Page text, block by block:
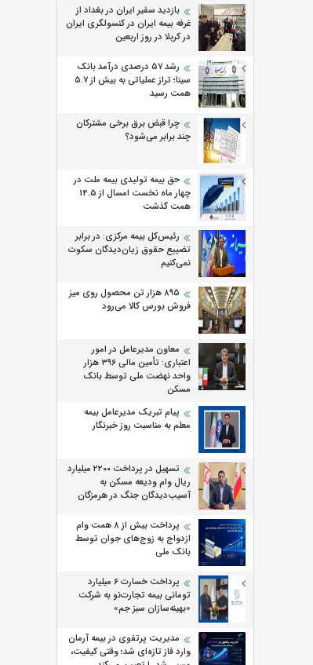
بازدید سفیر ایران در بغداد از
غرفه بیمه ایران در کنسولگری ایران
در کربلا در روز اربعین
رشد ۵۷ درصدی درآمد بانک
سینا؛ تراز عملیاتی به بیش از ۵.۷
همت رسید
چرا قبض برق برخی مشترکان
چند برابر می‌شود؟
حق بیمه تولیدی بیمه ملت در
چهار ماه نخست امسال از 14.5
همت گذشت
رئیس‌کل بیمه مرکزی: در برابر
تضییع حقوق زیان‌دیدگان سکوت
نمی‌کنیم
۸۹۵ هزار تن محصول روی میز
فروش بورس کالا می‌‌رود
معاون مدیرعامل در امور
اعتباری: تأمین مالی ۳۹۶ هزار
واحد نهضت ملی توسط بانک
مسکن
پیام تبریک مدیرعامل بیمه
معلم به مناسبت روز خبرنگار
تسهیل در پرداخت ۲۲۰۰ میلیارد
ریال وام ودیعه مسکن به
آسیب‌دیدگان جنگ در هرمزگان
پرداخت بیش از ۸ همت وام
ازدواج به زوج‌های جوان توسط
بانک ملی
پرداخت خسارت ۶ میلیارد
تومانی بیمه تجارت‌نو به شرکت
«بهینه‌سازان سبز جم»
مدیریت پرتفوی در بیمه آرمان
وارد فاز تازه‌ای شد؛ وقتی کیفیت،